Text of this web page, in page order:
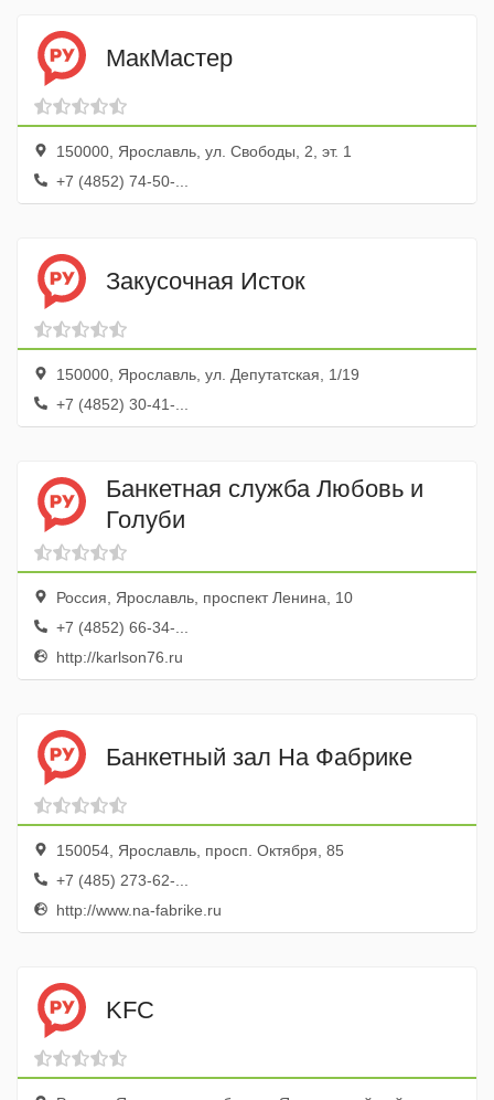
МакМастер
150000, Ярославль, ул. Свободы, 2, эт. 1
+7 (4852) 74-50-...
Закусочная Исток
150000, Ярославль, ул. Депутатская, 1/19
+7 (4852) 30-41-...
Банкетная служба Любовь и
Голуби
Россия, Ярославль, проспект Ленина, 10
+7 (4852) 66-34-...
http://karlson76.ru
Банкетный зал На Фабрике
150054, Ярославль, просп. Октября, 85
+7 (485) 273-62-...
http://www.na-fabrike.ru
KFC